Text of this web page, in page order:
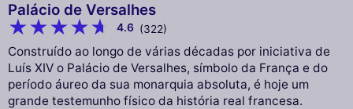
Palácio de Versalhes
4.6 (322)
Construído ao longo de várias décadas por iniciativa de
Luís XIV o Palácio de Versalhes, símbolo da França e do
período áureo da sua monarquia absoluta, é hoje um
grande testemunho físico da história real francesa.